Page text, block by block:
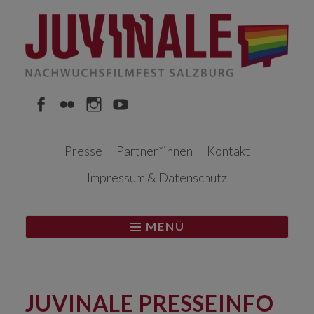
Inhalt
Presse
Partner*innen
Kontakt
Impressum & Datenschutz
MENÜ
JUVINALE PRESSEINFO